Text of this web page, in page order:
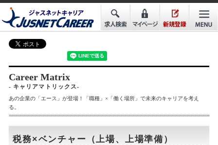
Career Matrix
- キャリアマトリックス-
あの企業の「エース」が登場！「職種」×「働く場所」で未来のキャリアを考え
る。
税務×ベンチャー（上場、上場準備）